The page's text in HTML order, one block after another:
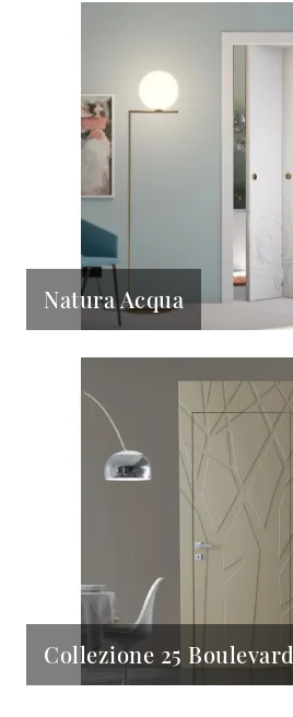
Natura Acqua
Collezione 25 Boulevard